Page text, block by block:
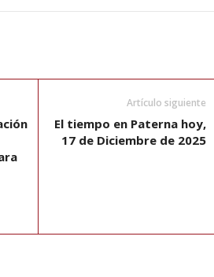
Artículo siguiente
El tiempo en Paterna hoy,
17 de Diciembre de 2025